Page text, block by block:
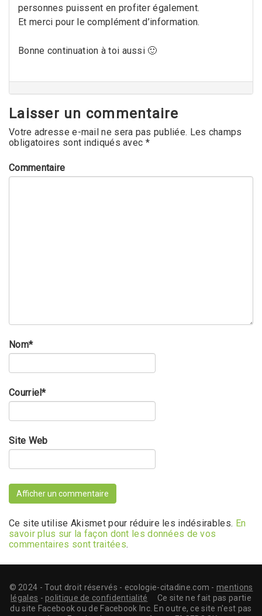
personnes puissent en profiter également.
Et merci pour le complément d’information.
Bonne continuation à toi aussi 🙂
Laisser un commentaire
Votre adresse e-mail ne sera pas publiée. Les champs
obligatoires sont indiqués avec *
Commentaire
Nom*
Courriel*
Site Web
Ce site utilise Akismet pour réduire les indésirables. En
savoir plus sur la façon dont les données de vos
commentaires sont traitées.
© 2024 - Tout droit réservés - ecologie-citadine.com -mentions
légales -politique de confidentialité Ce site ne fait pas partie
du site Facebook ou de Facebook Inc. En outre, ce site n'est pas